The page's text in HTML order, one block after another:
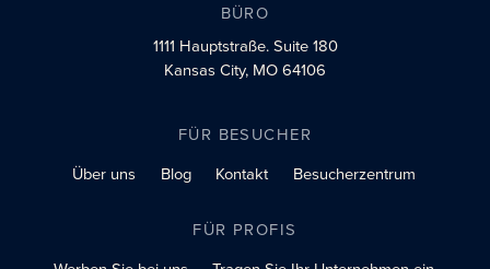
BÜRO
1111 Hauptstraße.Suite 180
Kansas City, MO 64106
FÜR BESUCHER
Über uns
Blog Kontakt Besucherzentrum
FÜR PROFIS